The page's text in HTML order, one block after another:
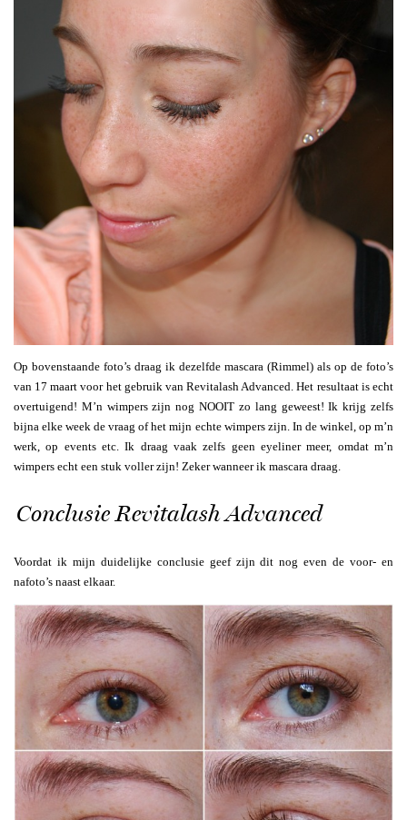
Op bovenstaande foto’s draag ik dezelfde mascara (Rimmel) als op de foto’s
van 17 maart voor het gebruik van Revitalash Advanced. Het resultaat is echt
overtuigend! M’n wimpers zijn nog NOOIT zo lang geweest! Ik krijg zelfs
bijna elke week de vraag of het mijn echte wimpers zijn. In de winkel, op m’n
werk, op events etc. Ik draag vaak zelfs geen eyeliner meer, omdat m’n
wimpers echt een stuk voller zijn! Zeker wanneer ik mascara draag.
Conclusie Revitalash Advanced
Voordat ik mijn duidelijke conclusie geef zijn dit nog even de voor- en
nafoto’s naast elkaar.